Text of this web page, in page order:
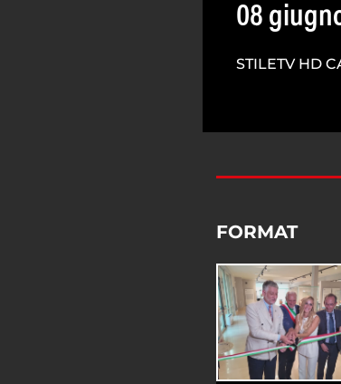
08
STILETV HD
FORMAT